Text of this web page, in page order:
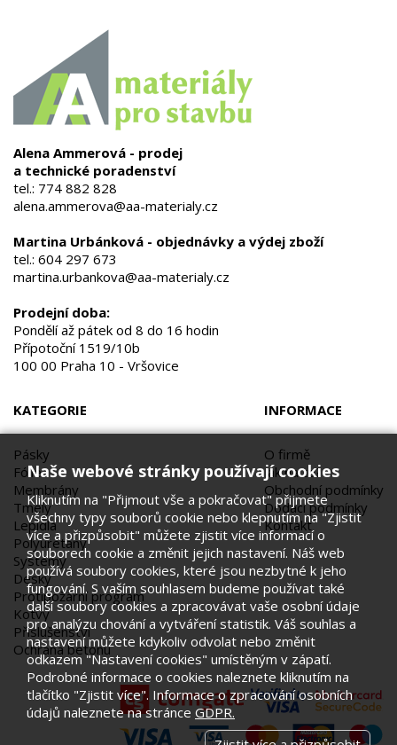
Alena Ammerová - prodej
a technické poradenství
tel.: 774 882 828
alena.ammerova@aa-materialy.cz
Martina Urbánková - objednávky a výdej zboží
tel.: 604 297 673
martina.urbankova@aa-materialy.cz
Prodejní doba:
Pondělí až pátek od 8 do 16 hodin
Přípotoční 1519/10b
100 00 Praha 10 - Vršovice
KATEGORIE
Pásky
Fólie
Membrány
Tmely
Lepidla
Polyuretany
Systémy
Desky
Protipožární program
Kotvy
Příslušenství
Ochrana betonu
INFORMACE
O firmě
Jak na to?
Obchodní podmínky
Dodací podmínky
Kontakt
Naše webové stránky používají cookies
Kliknutím na "Přijmout vše a pokračovat" přijmete
všechny typy souborů cookie nebo klepnutím na "Zjistit
více a přizpůsobit" můžete zjistit více informací o
souborech cookie a změnit jejich nastavení. Náš web
používá soubory cookies, které jsou nezbytné k jeho
fungování. S vaším souhlasem budeme používat také
další soubory cookies a zpracovávat vaše osobní údaje
pro analýzu chování a vytváření statistik. Váš souhlas a
nastavení můžete kdykoliv odvolat nebo změnit
odkazem "Nastavení cookies" umístěným v zápatí.
Podrobné informace o cookies naleznete kliknutím na
tlačítko "Zjistit více". Informace o zpracování osobních
údajů naleznete na stránce GDPR.